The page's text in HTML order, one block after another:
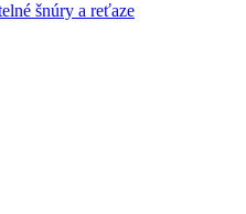
šnúry a reťaze